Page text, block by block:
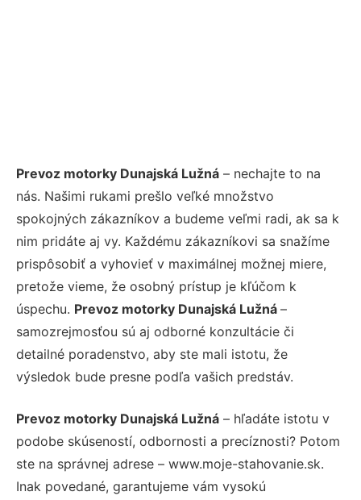
Prevoz motorky Dunajská Lužná – nechajte to na
nás. Našimi rukami prešlo veľké množstvo
spokojných zákazníkov a budeme veľmi radi, ak sa k
nim pridáte aj vy. Každému zákazníkovi sa snažíme
prispôsobiť a vyhovieť v maximálnej možnej miere,
pretože vieme, že osobný prístup je kľúčom k
úspechu. Prevoz motorky Dunajská Lužná –
samozrejmosťou sú aj odborné konzultácie či
detailné poradenstvo, aby ste mali istotu, že
výsledok bude presne podľa vašich predstáv.
Prevoz motorky Dunajská Lužná – hľadáte istotu v
podobe skúseností, odbornosti a precíznosti? Potom
ste na správnej adrese – www.moje-stahovanie.sk.
Inak povedané, garantujeme vám vysokú